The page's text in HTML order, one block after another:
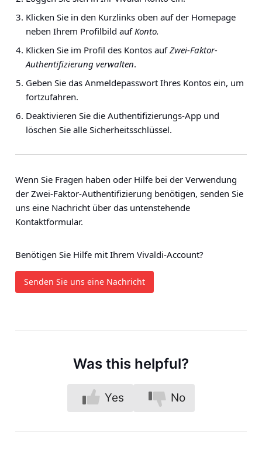
Klicken Sie in den Kurzlinks oben auf der Homepage
neben Ihrem Profilbild aufKonto.
Klicken Sie im Profil des Kontos aufZwei-Faktor-
Authentifizierung verwalten.
Geben Sie das Anmeldepasswort Ihres Kontos ein, um
fortzufahren.
Deaktivieren Sie die Authentifizierungs-App und
löschen Sie alle Sicherheitsschlüssel.
Wenn Sie Fragen haben oder Hilfe bei der Verwendung
der Zwei-Faktor-Authentifizierung benötigen, senden Sie
uns eine Nachricht über das untenstehende
Kontaktformular.
Benötigen Sie Hilfe mit Ihrem Vivaldi-Account?
Senden Sie uns eine Nachricht
Was this helpful?
Yes No